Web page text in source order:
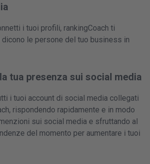
i tuoi profili, rankingCoach ti
le persone del tuo business in
tua presenza sui social media
i tuoi account di social media collegati
rispondendo rapidamente e in modo
sui social media e sfruttando al
del momento per aumentare i tuoi